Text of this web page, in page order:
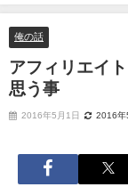
俺の話
アフィリエイ
思う事
2016年5月1日 2016年